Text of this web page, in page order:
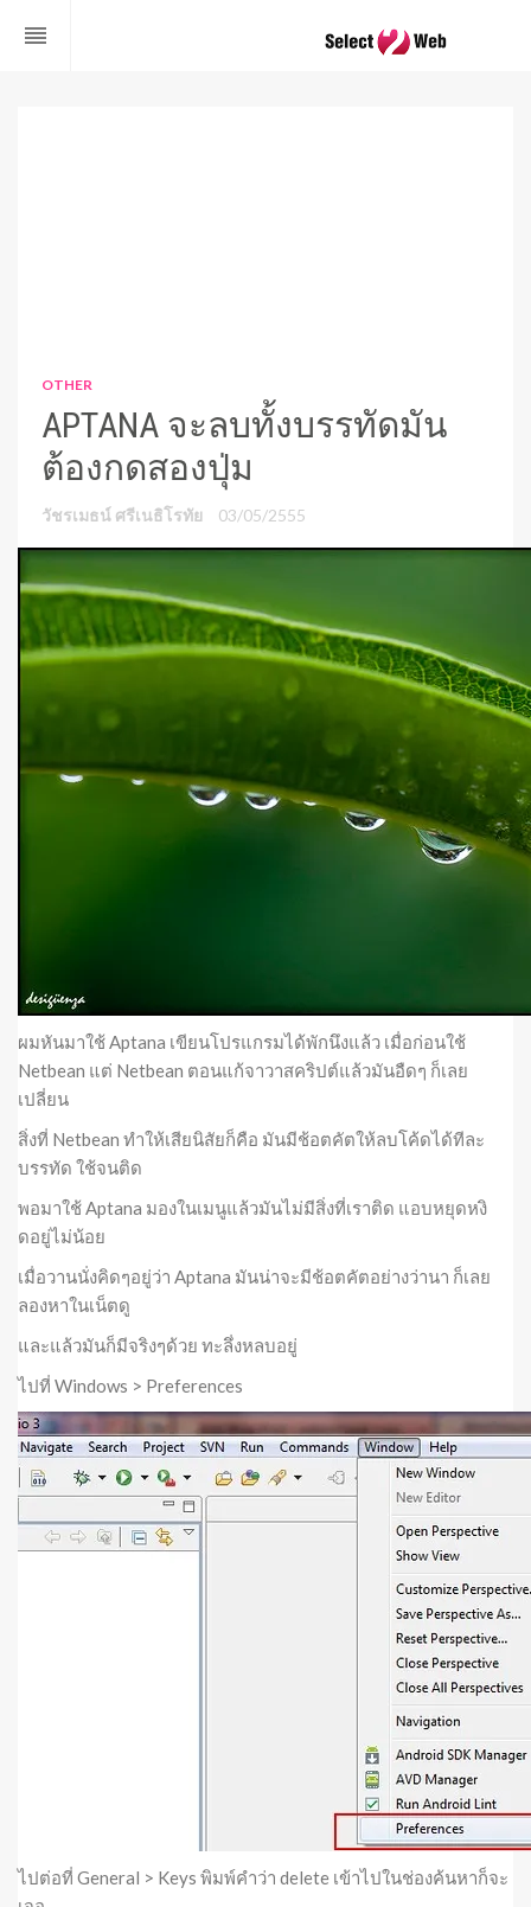
reorder
OTHER
APTANA จะลบทั้งบรรทัดมัน
ต้องกดสองปุ่ม
วัชรเมธน์ ศรีเนธิโรทัย 03/05/2555
ผมหันมาใช้ Aptana เขียนโปรแกรมได้พักนึงแล้ว เมื่อก่อนใช้
Netbean แต่ Netbean ตอนแก้จาวาสคริปต์แล้วมันอืดๆ ก็เลย
เปลี่ยน
สิ่งที่ Netbean ทำให้เสียนิสัยก็คือ มันมีช้อตคัตให้ลบโค้ดได้ทีละ
บรรทัด ใช้จนติด
พอมาใช้ Aptana มองในเมนูแล้วมันไม่มีสิ่งที่เราติด แอบหยุดหงิ
ดอยู่ไม่น้อย
เมื่อวานนั่งคิดๆอยู่ว่า Aptana มันน่าจะมีช้อตคัตอย่างว่านา ก็เลย
ลองหาในเน็ตดู
และแล้วมันก็มีจริงๆด้วย ทะลึ่งหลบอยู่
ไปที่ Windows > Preferences
ไปต่อที่ General > Keys พิมพ์คำว่า delete เข้าไปในช่องค้นหาก็จะ